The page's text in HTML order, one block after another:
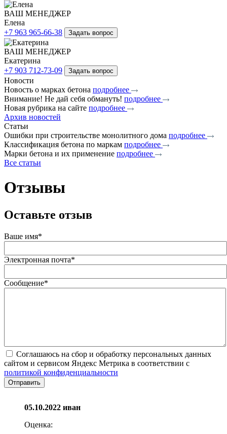
ВАШ МЕНЕДЖЕР
Елена
+7 963 965-66-38
Задать вопрос
ВАШ МЕНЕДЖЕР
Екатерина
+7 903 712-73-09
Задать вопрос
Новости
Новость о марках бетона подробнее
Внимание! Не дай себя обмануть! подробнее
Новая рубрика на сайте подробнее
Архив новостей
Статьи
Ошибки при строительстве монолитного дома подробнее
Классификация бетона по маркам подробнее
Марки бетона и их применение подробнее
Все статьи
Отзывы
Оставьте отзыв
Ваше имя*
Электронная почта*
Сообщение*
Соглашаюсь на сбор и обработку персональных данных
сайтом и сервисом Яндекс Метрика в соответствии с
политикой конфиденциальности
05.10.2022 иван
Оценка: